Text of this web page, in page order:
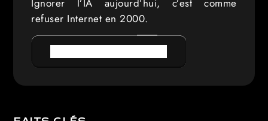
Ignorer l’IA aujourd’hui, c’est comme
refuser Internet en 2000.